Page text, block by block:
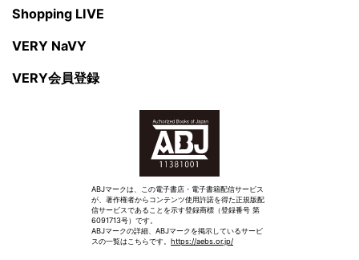
Shopping LIVE
VERY NaVY
VERY会員登録
ABJマークは、この電子書店・電子書籍配信サービス
が、著作権者からコンテンツ使用許諾を得た正規版配
信サービスであることを示す登録商標（登録番号 第
6091713号）です。
ABJマークの詳細、ABJマークを掲示しているサービ
スの一覧はこちらです。 https://aebs.or.jp/